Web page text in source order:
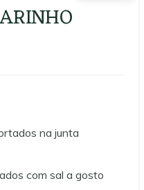
na junta
com sal a gosto